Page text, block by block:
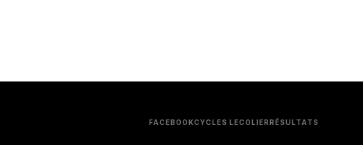
FACEBOOKCYCLES LECOLIERRÉSULTATS